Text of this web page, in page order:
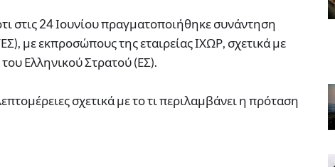
στις 24 Ιουνίου πραγματοποιήθηκε συνάντηση
με εκπροσώπους της εταιρείας ΙΧΩΡ, σχετικά με
Ελληνικού Στρατού (ΕΣ).
σχετικά με το τι περιλαμβάνει η πρόταση